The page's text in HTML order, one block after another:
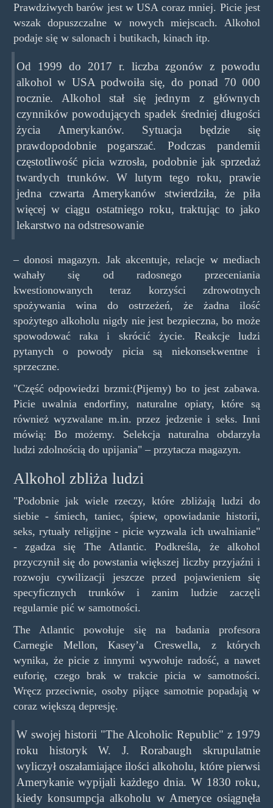
Prawdziwych barów jest w USA coraz mniej. Picie jest
wszak dopuszczalne w nowych miejscach. Alkohol
podaje się w salonach i butikach, kinach itp.
Od 1999 do 2017 r. liczba zgonów z powodu
alkohol w USA podwoiła się, do ponad 70 000
rocznie. Alkohol stał się jednym z głównych
czynników powodujących spadek średniej długości
życia Amerykanów. Sytuacja będzie się
prawdopodobnie pogarszać. Podczas pandemii
częstotliwość picia wzrosła, podobnie jak sprzedaż
twardych trunków. W lutym tego roku, prawie
jedna czwarta Amerykanów stwierdziła, że piła
więcej w ciągu ostatniego roku, traktując to jako
lekarstwo na odstresowanie
– donosi magazyn. Jak akcentuje, relacje w mediach
wahały się od radosnego przeceniania
kwestionowanych teraz korzyści zdrowotnych
spożywania wina do ostrzeżeń, że żadna ilość
spożytego alkoholu nigdy nie jest bezpieczna, bo może
spowodować raka i skrócić życie. Reakcje ludzi
pytanych o powody picia są niekonsekwentne i
sprzeczne.
"Część odpowiedzi brzmi:(Pijemy) bo to jest zabawa.
Picie uwalnia endorfiny, naturalne opiaty, które są
również wyzwalane m.in. przez jedzenie i seks. Inni
mówią: Bo możemy. Selekcja naturalna obdarzyła
ludzi zdolnością do upijania" – przytacza magazyn.
Alkohol zbliża ludzi
"Podobnie jak wiele rzeczy, które zbliżają ludzi do
siebie - śmiech, taniec, śpiew, opowiadanie historii,
seks, rytuały religijne - picie wyzwala ich uwalnianie"
- zgadza się The Atlantic. Podkreśla, że alkohol
przyczynił się do powstania większej liczby przyjaźni i
rozwoju cywilizacji jeszcze przed pojawieniem się
specyficznych trunków i zanim ludzie zaczęli
regularnie pić w samotności.
The Atlantic powołuje się na badania profesora
Carnegie Mellon, Kasey’a Creswella, z których
wynika, że picie z innymi wywołuje radość, a nawet
euforię, czego brak w trakcie picia w samotności.
Wręcz przeciwnie, osoby pijące samotnie popadają w
coraz większą depresję.
W swojej historii "The Alcoholic Republic" z 1979
roku historyk W. J. Rorabaugh skrupulatnie
wyliczył oszałamiające ilości alkoholu, które pierwsi
Amerykanie wypijali każdego dnia. W 1830 roku,
kiedy konsumpcja alkoholu w Ameryce osiągnęła